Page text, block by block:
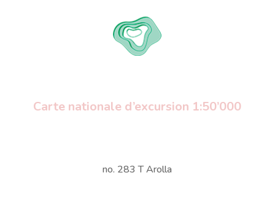
Carte nationale d’excursion 1:50’000
no. 283 T Arolla